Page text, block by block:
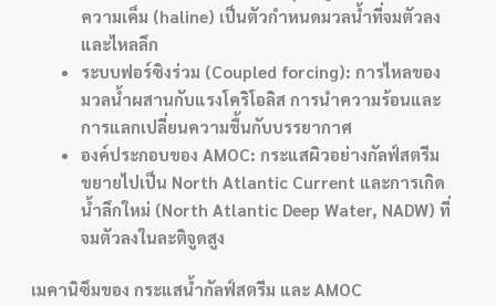
ความเค็ม (haline) เป็นตัวกำหนดมวลน้ำที่จมตัวลง
และไหลลึก
ระบบฟอร์ซิงร่วม (Coupled forcing): การไหลของ
มวลน้ำผสานกับแรงโคริโอลิส การนำความร้อนและ
การแลกเปลี่ยนความชื้นกับบรรยากาศ
องค์ประกอบของ AMOC: กระแสผิวอย่างกัลฟ์สตรีม
ขยายไปเป็น North Atlantic Current และการเกิด
น้ำลึกใหม่ (North Atlantic Deep Water, NADW) ที่
จมตัวลงในละติจูดสูง
เมคานิซึมของกระแสน้ำกัลฟ์สตรีม และ AMOC